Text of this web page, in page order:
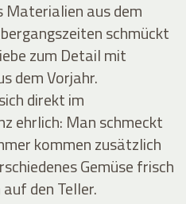
aus dem
schmückt
zum Detail mit
dem Vorjahr.
direkt im
ehrlich: Man schmeckt
kommen zusätzlich
Gemüse frisch
den Teller.